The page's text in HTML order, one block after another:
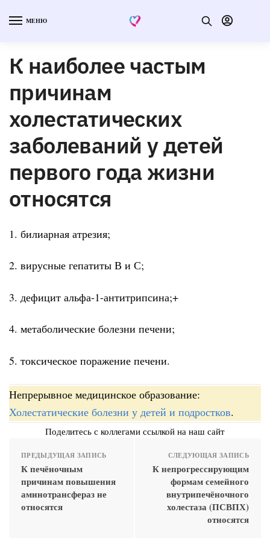
МЕНЮ
К наиболее частым
причинам
холестатических
заболеваний у детей
первого года жизни
относятся
1. билиарная атрезия;
2. вирусные гепатиты В и С;
3. дефицит альфа-1-антитрипсина;+
4. метаболические болезни печени;
5. токсическое поражение печени.
Непрерывное медицинское образование:
Холестатические болезни у детей и подростков.
Поделитесь с коллегами ссылкой на наш сайт
ПРЕДЫДУЩАЯ ЗАПИСЬ
К печёночным
причинам повышения
аминотрансфераз не
относятся
СЛЕДУЮЩАЯ ЗАПИСЬ
К непрогрессирующим
формам семейного
внутрипечёночного
холестаза (ПСВПХ)
относятся